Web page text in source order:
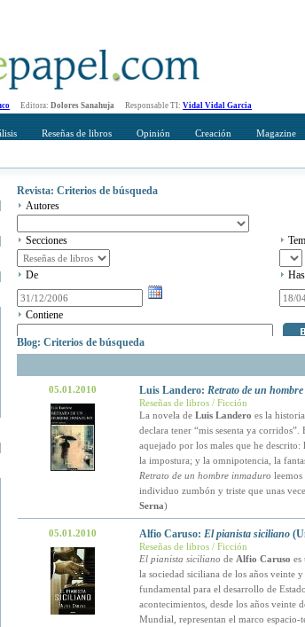
Editora: Dolores Sanahuja Responsable TI: Vidal Vidal Garcia
Reseñas de libros Opinión Creación Magazine
Revista: Criterios de búsqueda
Autores
Secciones
De
Contiene
Blog: Criterios de búsqueda
05.01.2010 Luis Landero: Retrato de un
Reseñas de libros / Ficción
La novela de Luis Landero es la
declara tener “mis sesenta ya
aquejado por los males que he
la impostura; y la omnipotencia, la
Retrato de un hombre inmaduro leemos
individuo zumbón y triste que unas
Serna)
05.01.2010 Alfio Caruso: El pianista siciliano
Reseñas de libros / Ficción
El pianista siciliano de Alfio Caruso es
la sociedad siciliana de los años veinte
fundamental para el desarrollo de
acontecimientos, desde los años veinte
Mundial, representan el marco espacio-